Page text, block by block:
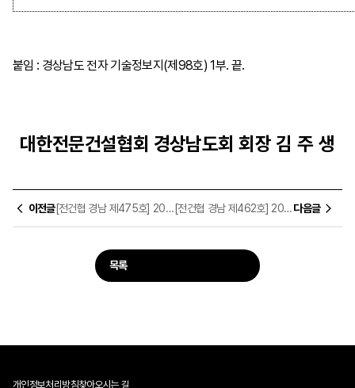
붙임 : 경상남도 전자 기술정보지(제98호) 1부. 끝.
대한전문건설협회 경상남도회 회장 김 주 생
이전글 [전건협 경남 제475호] 2026년 상반기 대형건설사 협력업체 등록 현황 등 실태조사 협조요청 [전건협 경남 제462호] 2026년도 3회차 건설업 외국인력(E-9) 고용 허가 신청 안내다음글
목록
개인정보처리방침찾아오시는 길